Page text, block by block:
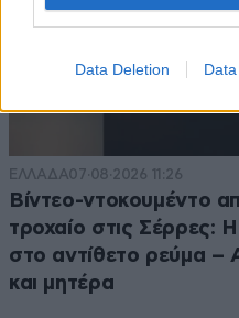
Data Deletion
ΕΛΛΑΔΑ07·08·2026 11:26
Βίντεο-ντοκουμέντο
τροχαίο στις Σέρρες:
στο αντίθετο ρεύμα –
και μητέρα